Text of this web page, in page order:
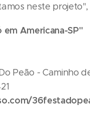
neste
Americana-SP"
Peão - Caminho